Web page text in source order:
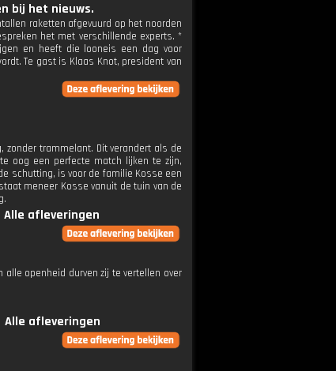
bij het nieuws.
raketten afgevuurd op het noorden
het met verschillende experts. *
en heeft die looneis een dag voor
Te gast is Klaas Knot, president van
zonder trammelant. Dit verandert als de
oog een perfecte match lijken te zijn,
schutting, is voor de familie Kosse een
meneer Kosse vanuit de tuin van de
Alle afleveringen
openheid durven zij te vertellen over
Alle afleveringen